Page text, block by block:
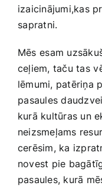
izaicinājumi,kas
⁣sapratni.
Mēs ⁣esam
ceļiem, taču tas⁣
lēmumi, patēriņa
⁣pasaules‍
‍kurā kultūras un
neizsmeļams
cerēsim, ka
novest pie
pasaules,‌ kurā